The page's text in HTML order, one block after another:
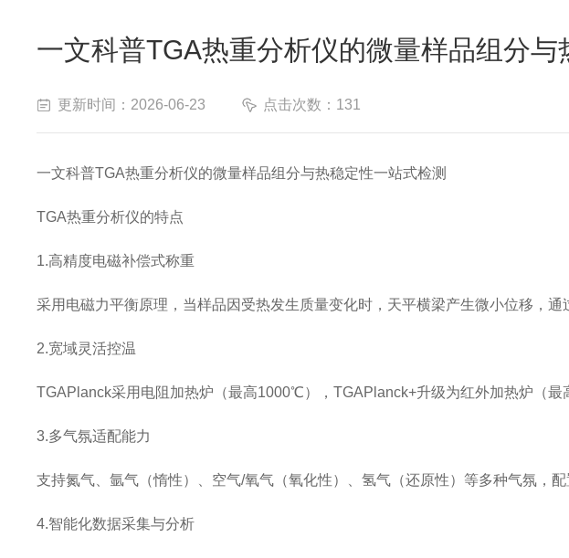
一文科普TGA热重分析仪的微量样品组分与
更新时间：2026-06-23 点击次数：131
一文科普TGA热重分析仪的微量样品组分与热稳定性一站式检测
TGA热重分析仪的特点
1.高精度电磁补偿式称重
采用电磁力平衡原理，当样品因受热发生质量变化时，天平横梁产生微小位移，
2.宽域灵活控温
TGAPlanck采用电阻加热炉（最高1000℃），TGAPlanck+升级为红外加热炉（
3.多气氛适配能力
支持氮气、氩气（惰性）、空气/氧气（氧化性）、氢气（还原性）等多种气氛，
4.智能化数据采集与分析